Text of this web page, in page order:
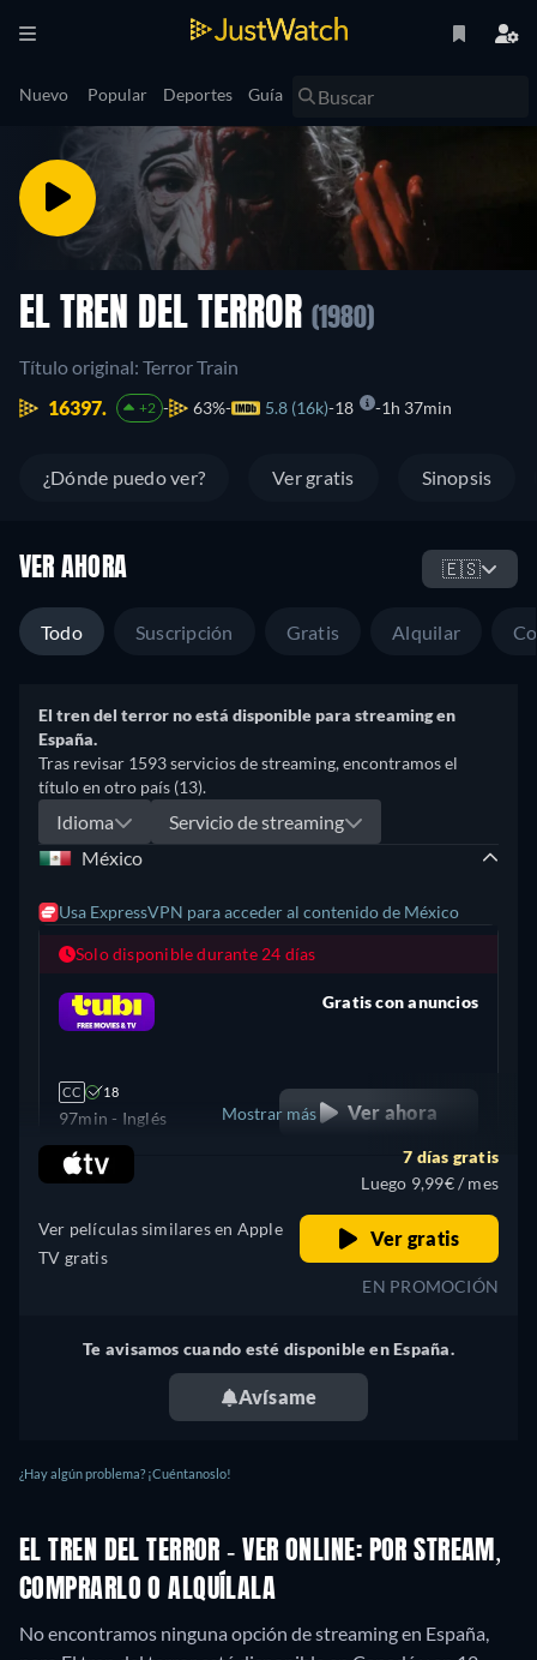
Nuevo Popular Deportes Guía
EL TREN DEL TERROR (1980)
Título original: Terror Train
16397.
+2 63% 5.8 (16k) 18 1h 37min
¿Dónde puedo ver? Ver gratis Sinopsis
VER AHORA 🇪🇸
Todo Suscripción Gratis Alquilar
El tren del terror no está disponible para streaming en
España.
Tras revisar 1593 servicios de streaming, encontramos el
título en otro país (13).
Idioma
Servicio de streaming
México
Usa ExpressVPN para acceder al contenido de México
Solo disponible durante 24 días
CC 18
97min - Inglés
Gratis con anuncios
Ver ahora
Estados Unidos + 9
Mostrar más
Ver películas similares en Apple
TV gratis
7 días gratis
Luego 9,99€ / mes
Ver gratis
EN PROMOCIÓN
Te avisamos cuando esté disponible en España.
Avísame
¿Hay algún problema? ¡Cuéntanoslo!
EL TREN DEL TERROR - VER ONLINE: POR STREAM,
COMPRARLO O ALQUÍLALA
No encontramos ninguna opción de streaming en España,